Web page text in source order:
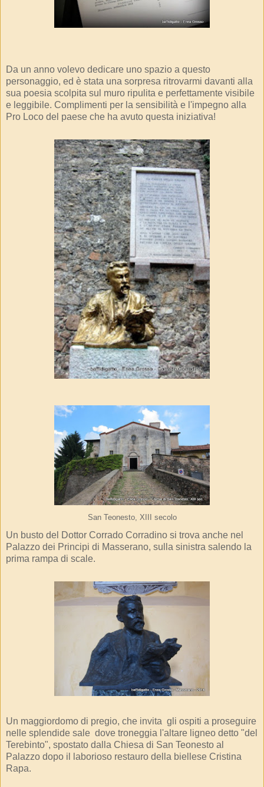
Da un anno volevo dedicare uno spazio a questo
personaggio, ed è stata una sorpresa ritrovarmi davanti alla
sua poesia scolpita sul muro ripulita e perfettamente visibile
e leggibile. Complimenti per la sensibilità e l'impegno alla
Pro Loco del paese che ha avuto questa iniziativa!
San Teonesto, XIII secolo
Un busto del Dottor Corrado Corradino si trova anche nel
Palazzo dei Principi di Masserano, sulla sinistra salendo la
prima rampa di scale.
Un maggiordomo di pregio, che invita gli ospiti a proseguire
nelle splendide sale dove troneggia l'altare ligneo detto "del
Terebinto", spostato dalla Chiesa di San Teonesto al
Palazzo dopo il laborioso restauro della biellese Cristina
Rapa.